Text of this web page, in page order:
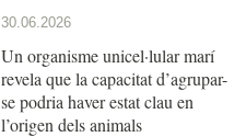
30.06.2026
Un organisme unicel·lular marí
revela que la capacitat d’agrupar-
se podria haver estat clau en
l’origen dels animals